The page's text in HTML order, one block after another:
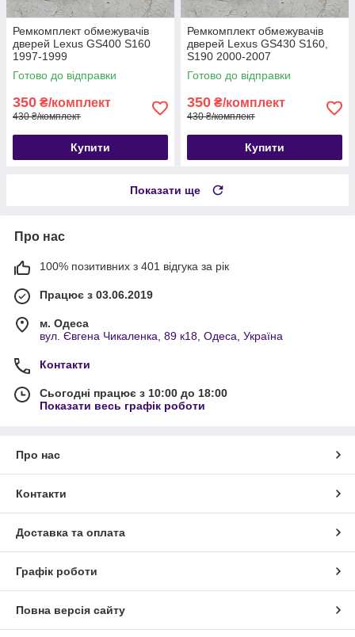
Ремкомплект обмежувачів
дверей Lexus GS400 S160
1997-1999
Готово до відправки
350 ₴/комплект
430 ₴/комплект
Купити
Ремкомплект обмежувачів
дверей Lexus GS430 S160,
S190 2000-2007
Готово до відправки
350 ₴/комплект
430 ₴/комплект
Купити
Показати ще
Про нас
100% позитивних з 401 відгука за рік
Працює з 03.06.2019
м. Одеса
вул. Євгена Чикаленка, 89 к18, Одеса, Україна
Контакти
Сьогодні працює з 10:00 до 18:00
Показати весь графік роботи
Про нас
Контакти
Доставка та оплата
Графік роботи
Повна версія сайту